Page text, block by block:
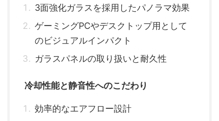
3面強化ガラスを採用したパノラマ効果
ゲーミングPCやデスクトップ用として
のビジュアルインパクト
ガラスパネルの取り扱いと耐久性
冷却性能と静音性へのこだわり
効率的なエアフロー設計